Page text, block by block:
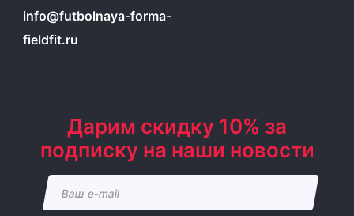
info@futbolnaya-forma-
fieldfit.ru
Дарим скидку 10% за
подписку на наши новости